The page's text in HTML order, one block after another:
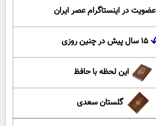
عضویت در اینستاگرام عصر ایران
۱۵ سال پیش در چنین روزی
این لحظه با حافظ
گلستان سعدی